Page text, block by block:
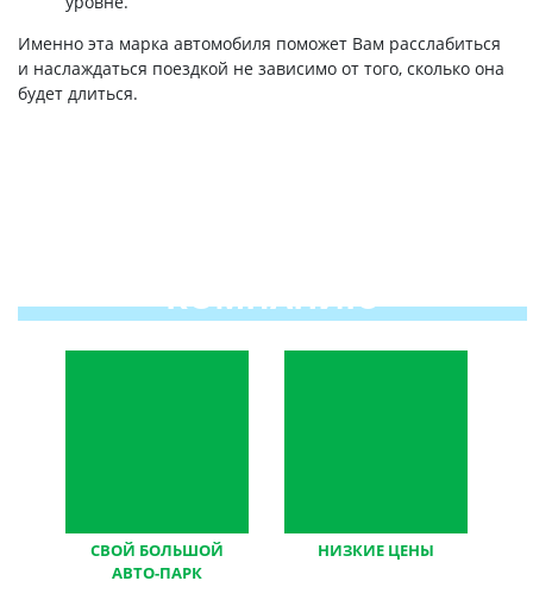
Именно эта марка автомобиля поможет Вам расслабиться
и наслаждаться поездкой не зависимо от того, сколько она
будет длиться.
КОМПАНИЮ
СВОЙ БОЛЬШОЙ
АВТО-ПАРК
НИЗКИЕ ЦЕНЫ